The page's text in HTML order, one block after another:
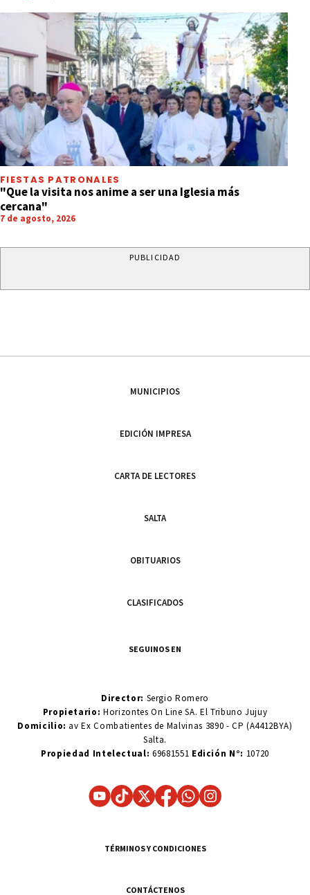
FIESTAS PATRONALES
"Que la visita nos anime a ser una Iglesia más
cercana"
7 de agosto, 2026
PUBLICIDAD
MUNICIPIOS
EDICIÓN IMPRESA
CARTA DE LECTORES
SALTA
OBITUARIOS
CLASIFICADOS
SEGUINOS EN
Director: Sergio Romero
Propietario:Horizontes On Line SA. El Tribuno Jujuy
Domicilio: av Ex Combatientes de Malvinas 3890 - CP (A4412BYA)
Salta.
Propiedad Intelectual: 69681551 Edición N°: 10720
TÉRMINOS Y CONDICIONES
CONTÁCTENOS